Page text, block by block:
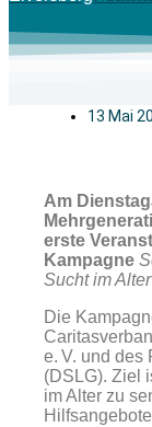
13 Mai
Am
erste
Kampagne
Sucht im Alter
Die
e. V. und des
(DSLG). Ziel
im Alter zu